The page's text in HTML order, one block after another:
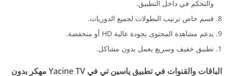
والتحكم في داخل التطبيق.
قسم خاص ترتيب البطولات لجميع الدوريات.
يدعم مشاهدة المحتوى بجودة عالية HD أو منخفضة.
تطبيق خفيف وسريع يعمل بدون مشاكل.
الباقات والقنوات في تطبيق ياسين تي في Yacine TV مهكر بدون